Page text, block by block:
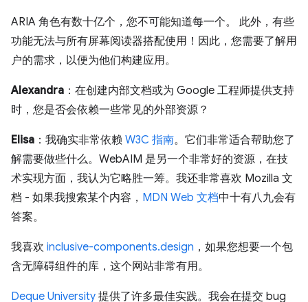
ARIA 角色有数十亿个，您不可能知道每一个。 此外，有些
功能无法与所有屏幕阅读器搭配使用！因此，您需要了解用
户的需求，以便为他们构建应用。
Alexandra ：在创建内部文档或为 Google 工程师提供支持
时，您是否会依赖一些常见的外部资源？
Elisa ：我确实非常依赖 W3C 指南。它们非常适合帮助您了
解需要做些什么。WebAIM 是另一个非常好的资源，在技
术实现方面，我认为它略胜一筹。我还非常喜欢 Mozilla 文
档 - 如果我搜索某个内容， MDN Web 文档中十有八九会有
答案。
我喜欢 inclusive-components.design ，如果您想要一个包
含无障碍组件的库，这个网站非常有用。
Deque University 提供了许多最佳实践。我会在提交 bug